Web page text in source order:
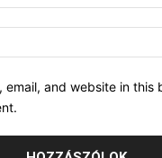
email, and website in this